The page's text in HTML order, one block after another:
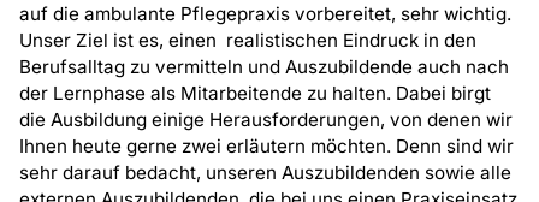
auf die ambulante Pflegepraxis vorbereitet, sehr wichtig.
Unser Ziel ist es, einen realistischen Eindruck in den
Berufsalltag zu vermitteln und Auszubildende auch nach
der Lernphase als Mitarbeitende zu halten. Dabei birgt
die Ausbildung einige Herausforderungen, von denen wir
Ihnen heute gerne zwei erläutern möchten. Denn sind wir
sehr darauf bedacht, unseren Auszubildenden sowie alle